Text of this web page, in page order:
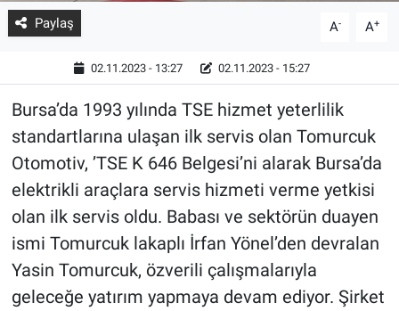
Paylaş A- A+
02.11.2023 - 13:27 02.11.2023 - 15:27
Bursa’da 1993 yılında TSE hizmet yeterlilik
standartlarına ulaşan ilk servis olan Tomurcuk
Otomotiv, ’TSE K 646 Belgesi’ni alarak Bursa’da
elektrikli araçlara servis hizmeti verme yetkisi
olan ilk servis oldu. Babası ve sektörün duayen
ismi Tomurcuk lakaplı İrfan Yönel’den devralan
Yasin Tomurcuk, özverili çalışmalarıyla
geleceğe yatırım yapmaya devam ediyor. Şirket